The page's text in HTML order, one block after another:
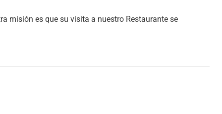
misión es que su visita a nuestro Restaurante se